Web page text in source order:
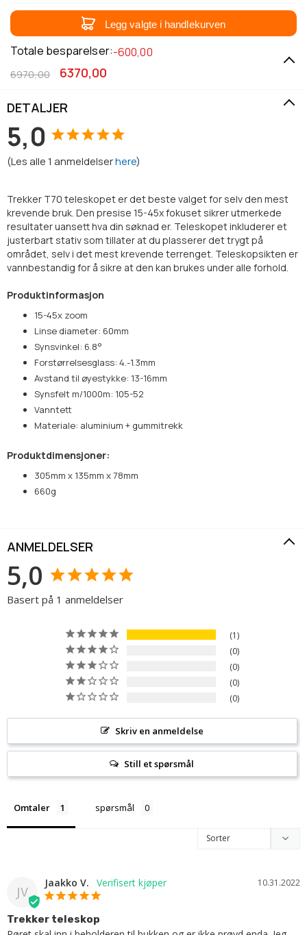
Legg valgte i handlekurven
Totale besparelser:-600,00
6370,00
6970,00
DETALJER
5,0
(Les alle1 anmeldelserhere)
Trekker T70 teleskopet er det beste valget for selv den mest
krevende bruk. Den presise 15-45x fokuset sikrer utmerkede
resultater uansett hva din søknad er. Teleskopet inkluderer et
justerbart stativ som tillater at du plasserer det trygt på
området, selv i det mest krevende terrenget. Teleskopsikten er
vannbestandig for å sikre at den kan brukes under alle forhold.
Produktinformasjon
15-45x zoom
Linse diameter: 60mm
Synsvinkel: 6.8°
Forstørrelsesglass: 4.-1.3mm
Avstand til øyestykke: 13-16mm
Synsfelt m/1000m: 105-52
Vanntett
Materiale: aluminium + gummitrekk
Produktdimensjoner:
305mm x 135mm x 78mm
660g
ANMELDELSER
5,0
Basert på 1 anmeldelser
1
0
0
0
0
Skriv en anmeldelse
Still et spørsmål
Omtaler spørsmål
JV
10.31.2022
Jaakko V.
Trekker teleskop